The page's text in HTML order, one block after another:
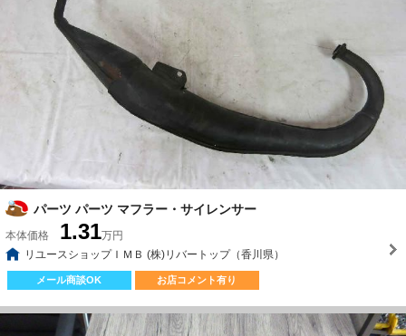
パーツ パーツ マフラー・サイレンサー
本体価格 1.31万円
リユースショップＩＭＢ (株)リバートップ（香川県）
メール商談OK お店コメント有り